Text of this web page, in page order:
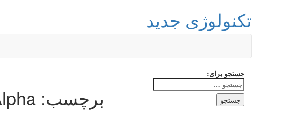
تکنولوژی جدید
برچسب: Alpha اندروید
جستجو برای: